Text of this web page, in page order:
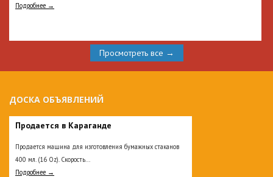
Подробнее →
Просмотреть все →
ДОСКА ОБЪЯВЛЕНИЙ
Продается в Караганде
Продается машина для изготовления бумажных стаканов
400 мл. (16 Oz). Скорость...
Подробнее →